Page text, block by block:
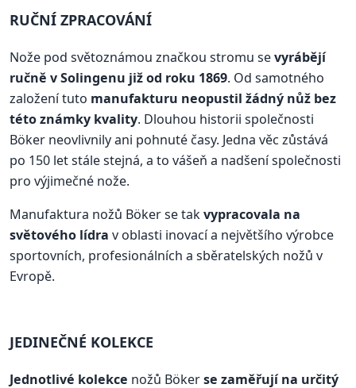
RUČNÍ ZPRACOVÁNÍ
Nože pod světoznámou značkou stromu sevyrábějí
ručně v Solingenu již od roku 1869. Od samotného
založení tuto manufakturu neopustil žádný nůž bez
této známky kvality. Dlouhou historii společnosti
Böker neovlivnily ani pohnuté časy. Jedna věc zůstává
po 150 let stále stejná, a to vášeň a nadšení společnosti
pro výjimečné nože.
Manufaktura nožů Böker se takvypracovala na
světového lídra v oblasti inovací a největšího výrobce
sportovních, profesionálních a sběratelských nožů v
Evropě.
JEDINEČNÉ KOLEKCE
Jednotlivé kolekce nožů Bökerse zaměřují na určitý